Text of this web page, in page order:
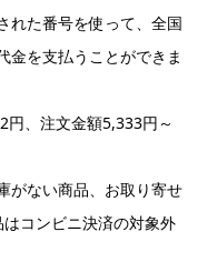
れた番号を使って、全国
金を支払うことができま
円、注文金額5,333円～
がない商品、お取り寄せ
コンビニ決済の対象外